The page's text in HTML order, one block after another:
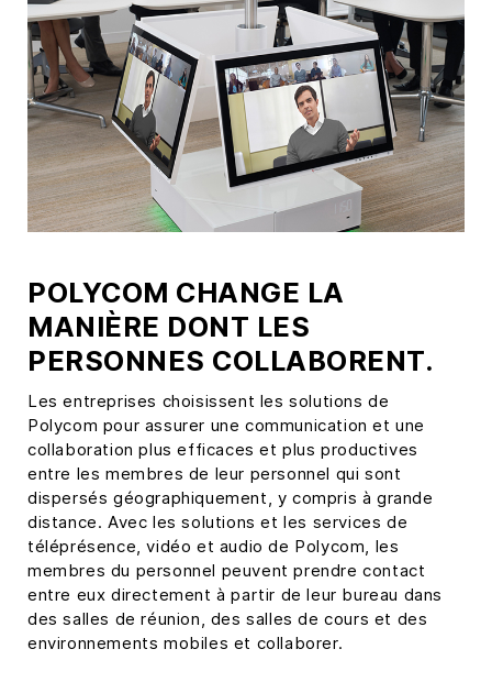
POLYCOM CHANGE LA
MANIÈRE DONT LES
PERSONNES COLLABORENT.
Les entreprises choisissent les solutions de
Polycom pour assurer une communication et une
collaboration plus efficaces et plus productives
entre les membres de leur personnel qui sont
dispersés géographiquement, y compris à grande
distance. Avec les solutions et les services de
téléprésence, vidéo et audio de Polycom, les
membres du personnel peuvent prendre contact
entre eux directement à partir de leur bureau dans
des salles de réunion, des salles de cours et des
environnements mobiles et collaborer.